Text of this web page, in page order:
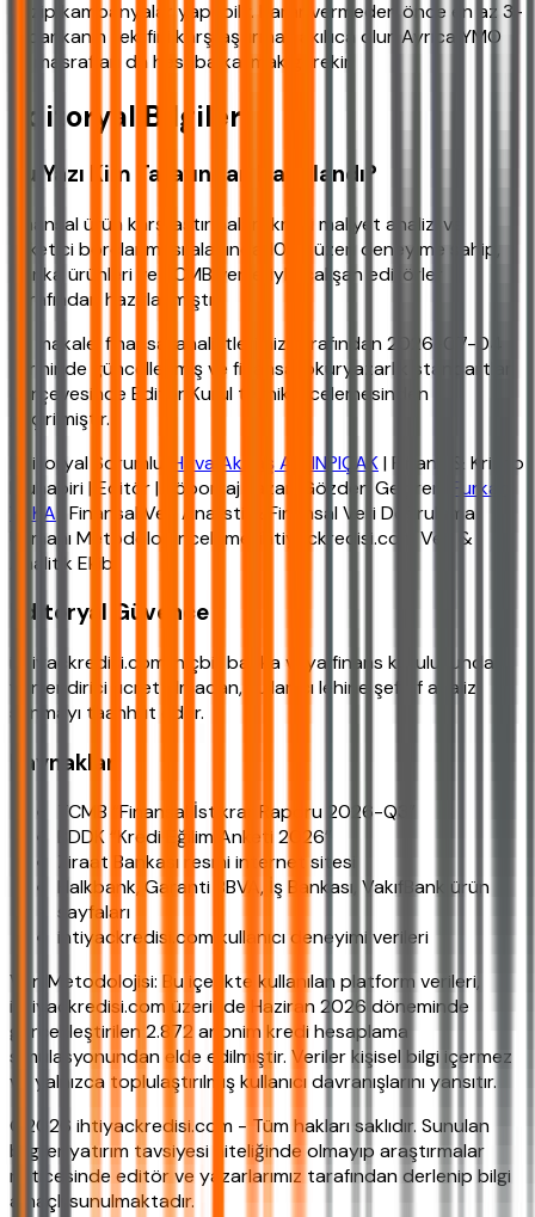
cazip kampanyalar yapabilir. Karar vermeden önce en az 3-
4 bankanın teklifini karşılaştırmak akıllıca olur. Ayrıca YMO
ve masrafları da hesaba katmak gerekir.
Editoryal Bilgiler
Bu Yazı Kim Tarafından Hazırlandı?
Finansal ürün karşılaştırmaları, kredi maliyet analizi ve
tüketici borçlanması alanında 10 yıl üzeri deneyime sahip,
banka ürünleri ve TCMB verileriyle çalışan editörler
tarafından hazırlanmıştır.
Bu makale, finansal analistlerimiz tarafından 2026-07-04
tarihinde güncellenmiş ve finansal okuryazarlık standartları
çerçevesinde Editör Kurul teknik incelemesinden
geçirilmiştir.
Editoryal Sorumlu:
Hava Akbaş ALTINPIÇAK| Finans & Kripto
Muhabiri | Editör | Röportaj Yazarı Gözden Geçiren:
Furkan
YAKA | Finansal Veri Analisti & Finansal Veri Doğrulama
Uzmanı Metodoloji inceleme: ihtiyackredisi.com Veri &
Analitik Ekibi
Editoryal Güvence
ihtiyackredisi.com, hiçbir banka veya finans kuruluşundan
yönlendirici ücret almadan, kullanıcı lehine şeffaf analiz
sunmayı taahhüt eder.
Kaynaklar
TCMB “Finansal İstikrar Raporu 2026-Q3”
BDDK “Kredi Eğilim Anketi 2026”
Ziraat Bankası resmi internet sitesi
Halkbank, Garanti BBVA, İş Bankası, VakıfBank ürün
sayfaları
ihtiyackredisi.com kullanıcı deneyimi verileri
Veri Metodolojisi: Bu içerikte kullanılan platform verileri,
ihtiyackredisi.com üzerinde Haziran 2026 döneminde
gerçekleştirilen 2.872 anonim kredi hesaplama
simülasyonundan elde edilmiştir. Veriler kişisel bilgi içermez
ve yalnızca toplulaştırılmış kullanıcı davranışlarını yansıtır.
©2026 ihtiyackredisi.com - Tüm hakları saklıdır. Sunulan
bilgiler yatırım tavsiyesi niteliğinde olmayıp araştırmalar
neticesinde editör ve yazarlarımız tarafından derlenip bilgi
amaçlı sunulmaktadır.